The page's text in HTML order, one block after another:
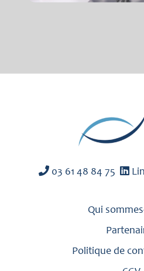
03 61 48 84 75
Qui
Politique de